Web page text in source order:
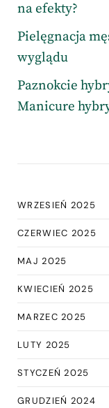
na efekty?
Pielęgnacja
wyglądu
Paznokcie
Manicure
WRZESIEŃ 2025
CZERWIEC 2025
MAJ 2025
KWIECIEŃ 2025
MARZEC 2025
LUTY 2025
STYCZEŃ 2025
GRUDZIEŃ 2024